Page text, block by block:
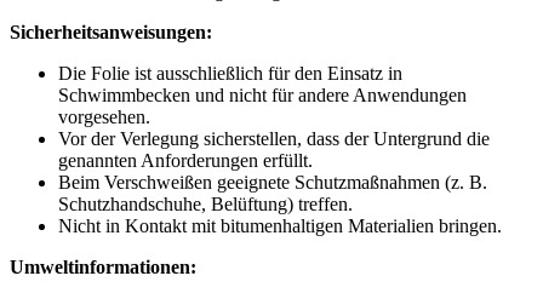
Sicherheitsanweisungen:
Die Folie ist ausschließlich für den Einsatz in
Schwimmbecken und nicht für andere Anwendungen
vorgesehen.
Vor der Verlegung sicherstellen, dass der Untergrund die
genannten Anforderungen erfüllt.
Beim Verschweißen geeignete Schutzmaßnahmen (z. B.
Schutzhandschuhe, Belüftung) treffen.
Nicht in Kontakt mit bitumenhaltigen Materialien bringen.
Umweltinformationen: